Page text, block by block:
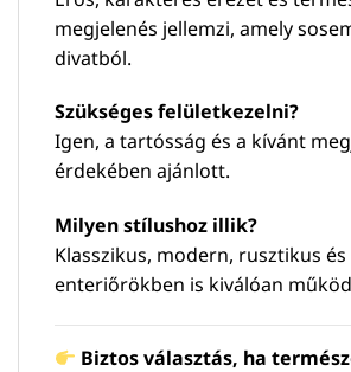
megjelenés jellemzi, amely
divatból.
Szükséges felületkezelni?
Igen, a tartósság és a kívánt
érdekében ajánlott.
Milyen stílushoz illik?
Klasszikus, modern, rusztikus
enteriőrökben is kiválóan
Biztos választás, ha